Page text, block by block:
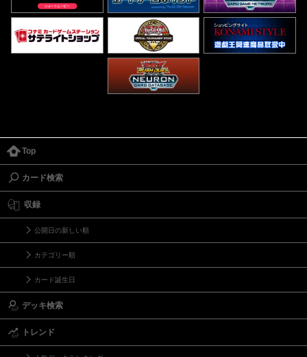
Top
カード検索
収録
公開日の新しい順
カテゴリー順
カード誕生日
デッキ検索
トレンド